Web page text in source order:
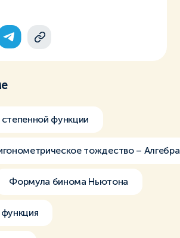
функции
тождество – Алгебра
Формула бинома Ньютона